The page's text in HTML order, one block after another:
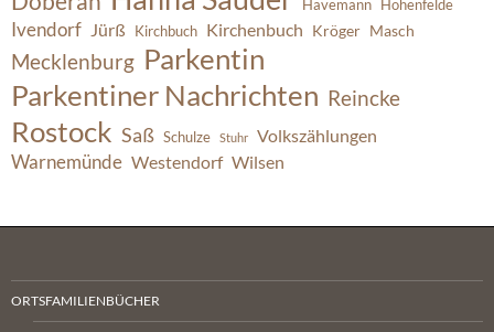
Havemann Hohenfelde
Ivendorf Jürß Kirchbuch Kirchenbuch Kröger Masch
Mecklenburg Parkentin
Parkentiner Nachrichten Reincke
Rostock Saß Schulze Stuhr Volkszählungen
Warnemünde Westendorf Wilsen
ORTSFAMILIENBÜCHER